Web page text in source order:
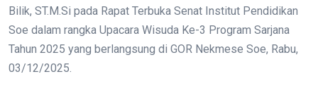
Bilik, ST.M.Si pada Rapat Terbuka Senat Institut Pendidikan
Soe dalam rangka Upacara Wisuda Ke-3 Program Sarjana
Tahun 2025 yang berlangsung di GOR Nekmese Soe, Rabu,
03/12/2025.